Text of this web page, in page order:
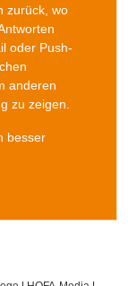
zurück, wo
oder Push-
anderen
zu zeigen.
besser